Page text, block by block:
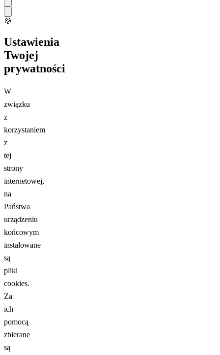
🍪
Ustawienia
Twojej
prywatności
W
związku
z
korzystaniem
z
tej
strony
internetowej,
na
Państwa
urządzeniu
końcowym
instalowane
są
pliki
cookies.
Za
ich
pomocą
zbierane
są